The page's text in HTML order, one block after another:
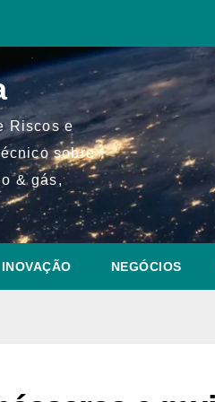
Riscos e
sobre
& gás,
INOVAÇÃO NEGÓCIOS